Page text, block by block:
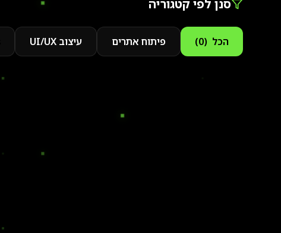
סנן לפי קטגוריה
הכל (
0
) פיתוח אתרים עיצוב UI/UX